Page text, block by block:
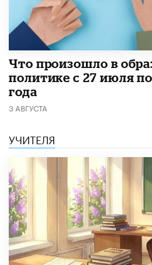
​Что произошло в
политике с 27 июля по
года
3 АВГУСТА
УЧИТЕЛЯ